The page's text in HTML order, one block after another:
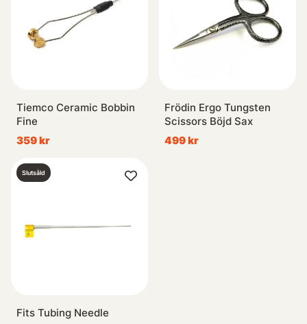
Tiemco Ceramic Bobbin
Fine
359 kr
Frödin Ergo Tungsten
Scissors Böjd Sax
499 kr
Slutsåld
Fits Tubing Needle